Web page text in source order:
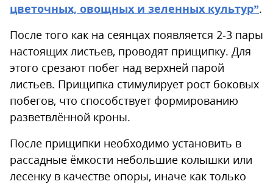
цветочных, овощных и зеленных культур”.
После того как на сеянцах появляется 2-3 пары
настоящих листьев, проводят прищипку. Для
этого срезают побег над верхней парой
листьев. Прищипка стимулирует рост боковых
побегов, что способствует формированию
разветвлённой кроны.
После прищипки необходимо установить в
рассадные ёмкости небольшие колышки или
лесенку в качестве опоры, иначе как только